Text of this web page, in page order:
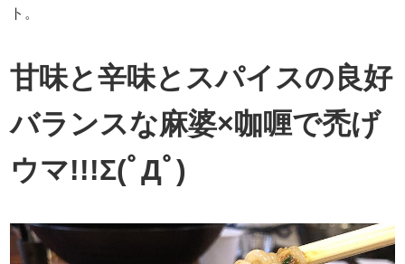
ト。
甘味と辛味とスパイスの良好
バランスな麻婆×咖喱で禿げ
ウマ!!!Σ(ﾟДﾟ)